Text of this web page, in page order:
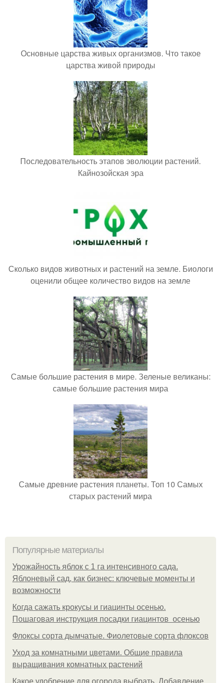
Основные царства живых организмов. Что такое
царства живой природы
Последовательность этапов эволюции растений.
Кайнозойская эра
Сколько видов животных и растений на земле. Биологи
оценили общее количество видов на земле
Самые большие растения в мире. Зеленые великаны:
самые большие растения мира
Самые древние растения планеты. Топ 10 Самых
старых растений мира
Популярные материалы
Урожайность яблок с 1 га интенсивного сада.
Яблоневый сад, как бизнес: ключевые моменты и
возможности
Когда сажать крокусы и гиацинты осенью.
Пошаговая инструкция посадки гиацинтов осенью
Флоксы сорта дымчатые. Фиолетовые сорта флоксов
Уход за комнатными цветами. Общие правила
выращивания комнатных растений
Какое удобрение для огорода выбрать. Добавление